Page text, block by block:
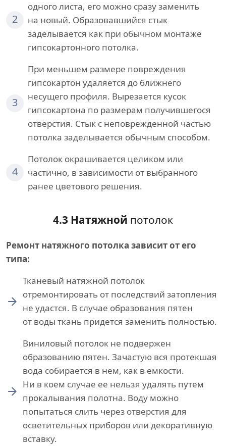
2
одного листа, его можно сразу заменить
на новый. Образовавшийся стык
заделывается как при обычном монтаже
гипсокартонного потолка.
3
При меньшем размере повреждения
гипсокартон удаляется до ближнего
несущего профиля. Вырезается кусок
гипсокартона по размерам получившегося
отверстия. Стык с неповрежденной частью
потолка заделывается обычным способом.
4
Потолок окрашивается целиком или
частично, в зависимости от выбранного
ранее цветового решения.
4.3 Натяжной потолок
Ремонт натяжного потолка зависит от его
типа:
Тканевый натяжной потолок
отремонтировать от последствий затопления
не удастся. В случае образования пятен
от воды ткань придется заменить полностью.
Виниловый потолок не подвержен
образованию пятен. Зачастую вся протекшая
вода собирается в нем, как в емкости.
Ни в коем случае ее нельзя удалять путем
прокалывания полотна. Воду можно
попытаться слить через отверстия для
осветительных приборов или декоративную
вставку.